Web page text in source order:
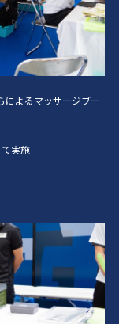
によるマッサージブー
実施